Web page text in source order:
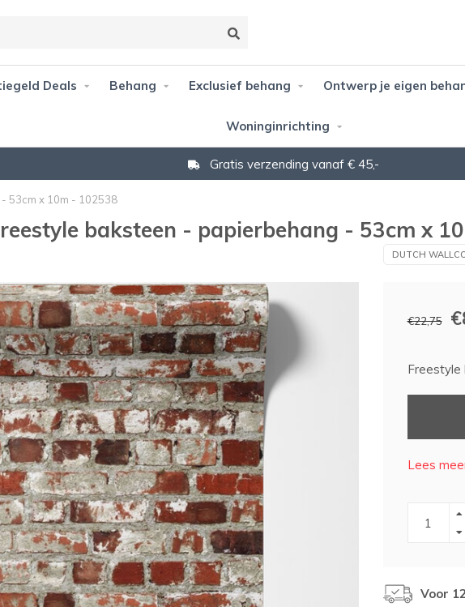
Deals Behang Exclusief behang Ontwerp je eigen
Woninginrichting
Gratis verzending vanaf € 45,-
53cm x 10m - 102538
baksteen - papierbehang - 53cm x
DUTCH
€22,75
Freestyle
Lees
Voor